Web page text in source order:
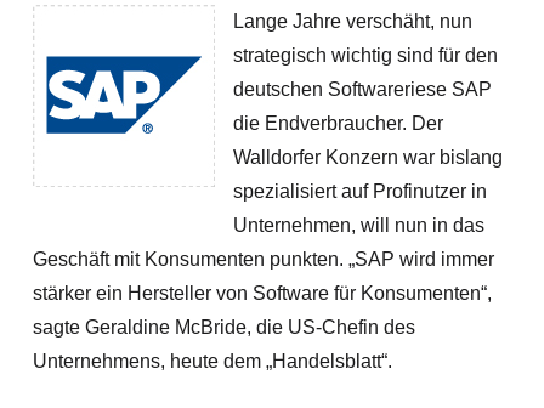
Lange Jahre verschäht, nun
strategisch wichtig sind für den
deutschen Softwareriese SAP
die Endverbraucher. Der
Walldorfer Konzern war bislang
spezialisiert auf Profinutzer in
Unternehmen, will nun in das
Geschäft mit Konsumenten punkten. „SAP wird immer
stärker ein Hersteller von Software für Konsumenten“,
sagte Geraldine McBride, die US-Chefin des
Unternehmens, heute dem „Handelsblatt“.